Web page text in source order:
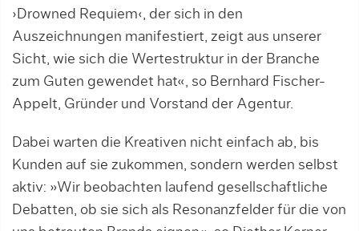
›Drowned Requiem‹, der sich in den
Auszeichnungen manifestiert, zeigt aus unserer
Sicht, wie sich die Wertestruktur in der Branche
zum Guten gewendet hat«, so Bernhard Fischer-
Appelt, Gründer und Vorstand der Agentur.
Dabei warten die Kreativen nicht einfach ab, bis
Kunden auf sie zukommen, sondern werden selbst
aktiv: »Wir beobachten laufend gesellschaftliche
De­batten, ob sie sich als Resonanzfelder für die von